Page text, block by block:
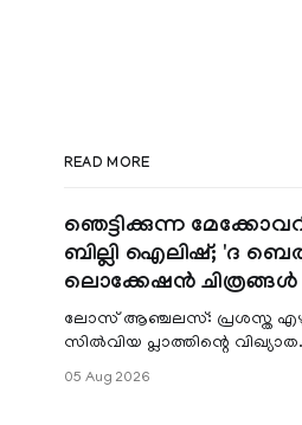
READ MORE
ഞെട്ടിക്കുന്ന
ബില്ലി ഐലിഷ്; 'ദ
ലൊക്കേഷൻ
ലോസ് ആഞ്ചലസ്: പ്രശസ്ത
സിൽവിയ പ്ലാത്തിന്റെ വിഖ്യാത
ബെൽ ജാർ' എന്ന ചിത്രത്തി
05 Aug 2026